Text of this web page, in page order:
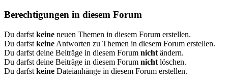
Berechtigungen in diesem Forum
Du darfst keine neuen Themen in diesem Forum erstellen.
Du darfst keine Antworten zu Themen in diesem Forum erstellen.
Du darfst deine Beiträge in diesem Forum nicht ändern.
Du darfst deine Beiträge in diesem Forum nicht löschen.
Du darfst keine Dateianhänge in diesem Forum erstellen.